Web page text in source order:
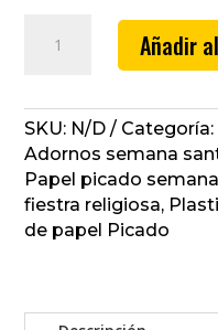
RELIGIOSA
PICADO
cantidad
Añadir
SKU: N/D Categoría:
Adornos semana
Papel picado
fiestra religiosa,
de papel Picado